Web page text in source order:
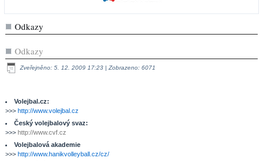
Odkazy
Odkazy
Zveřejněno: 5. 12. 2009 17:23 | Zobrazeno: 6071
Volejbal.cz:
>>>http://www.volejbal.cz
Český volejbalový svaz:
>>>http://www.cvf.cz
Volejbalová akademie
>>>http://www.hanikvolleyball.cz/cz/